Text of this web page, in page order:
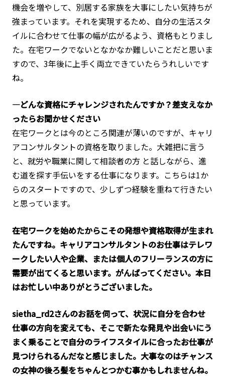
機会を増やして、別居する家族を大事にしたい気持ちが
強まっています。それを実現するため、自分の生活スタ
イルに合わせて仕事の幅が広がるよう、資格もとりまし
た。在宅ワークでないとなかなか難しいことだと思いま
すので、3年後に上手く両立できていたらうれしいです
ね。
―どんな資格にチャレンジされたんですか？差支えなか
ったらお聞かせください
在宅ワークとは今のところ関連が薄いのですが、キャリ
アコンサルタントの資格を取りました。大雑把に言う
と、就労や職業に関して相談者の方 と話しながら、進
む道を探す手伝いをする仕事になります。こちらは1か
らのスタートですので、少しずつ経験を重ねて行きたい
と思っています。
在宅ワークを始めたからこその発想や資格取得が生まれ
たんですね。キャリアコンサルタントのお仕事はテレワ
ークしたい人や企業、または個人のフリーランスの方に
需要が出てくると思います。がんばってください。本日
はお忙しい中ありがとうございました。
sietha_rd2さんのお話を伺って、状況に自分を合わせ
仕事の方向を変えても、そこで新たな発見や出会いにう
まく乗ることで自分のライフスタイルに合ったお仕事が
見つけられるんだなと感じました。大事なのはチャンス
の女神の後ろ髪をちゃんとつかむ事かもしれませんね。